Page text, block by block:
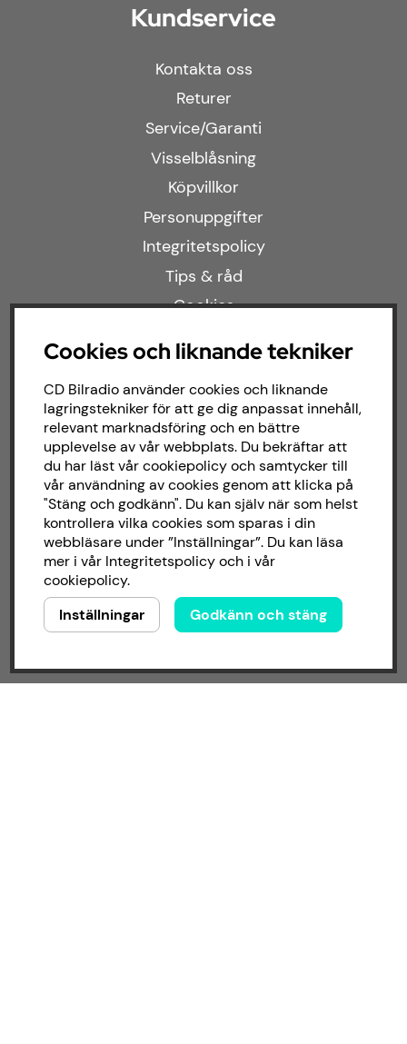
Kundservice
Kontakta oss
Returer
Service/Garanti
Visselblåsning
Köpvillkor
Personuppgifter
Integritetspolicy
Tips & råd
Cookies
Kampanjer
Modellanpassat
Om butiken
Följ oss
Facebook
Instagram
Cookies och liknande tekniker
CD Bilradio använder cookies och liknande
lagringstekniker för att ge dig anpassat innehåll,
relevant marknadsföring och en bättre
upplevelse av vår webbplats. Du bekräftar att
du har läst vår cookiepolicy och samtycker till
vår användning av cookies genom att klicka på
"Stäng och godkänn". Du kan själv när som helst
kontrollera vilka cookies som sparas i din
webbläsare under ”Inställningar”. Du kan läsa
mer i vår Integritetspolicyoch i vår
cookiepolicy.
Inställningar
Godkänn och stäng